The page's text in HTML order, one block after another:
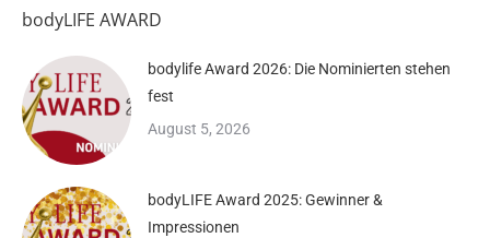
bodyLIFE AWARD
bodylife Award 2026: Die Nominierten stehen
fest
August 5, 2026
bodyLIFE Award 2025: Gewinner &
Impressionen